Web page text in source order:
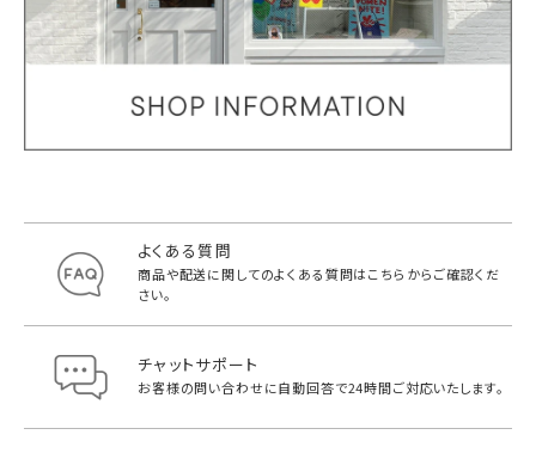
よくある質問
商品や配送に関してのよくある質問はこちらからご確認くだ
さい。
チャットサポート
お客様の問い合わせに自動回答で24時間ご対応いたします。